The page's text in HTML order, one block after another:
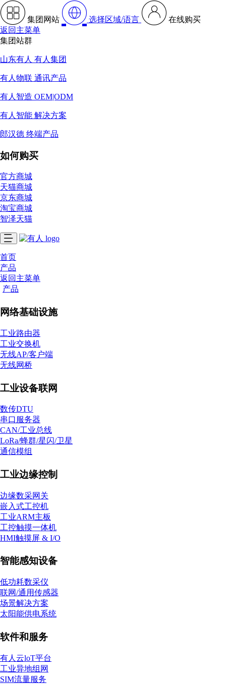
集团网站 选择区域/语言
在线购买
返回主菜单
集团站群
山东有人 有人集团
有人物联 通讯产品
有人智造 OEM|ODM
有人智能 解决方案
郎汉德 终端产品
如何购买
官方商城
天猫商城
京东商城
淘宝商城
智泽天猫
首页
产品
返回主菜单
产品
网络基础设施
工业路由器
工业交换机
无线AP/客户端
无线网桥
工业设备联网
数传DTU
串口服务器
CAN/工业总线
LoRa/蜂群/星闪/卫星
通信模组
工业边缘控制
边缘数采网关
嵌入式工控机
工业ARM主板
工控触摸一体机
HMI触摸屏 & I/O
智能感知设备
低功耗数采仪
联网/通用传感器
场景解决方案
太阳能供电系统
软件和服务
有人云loT平台
工业异地组网
SIM流量服务